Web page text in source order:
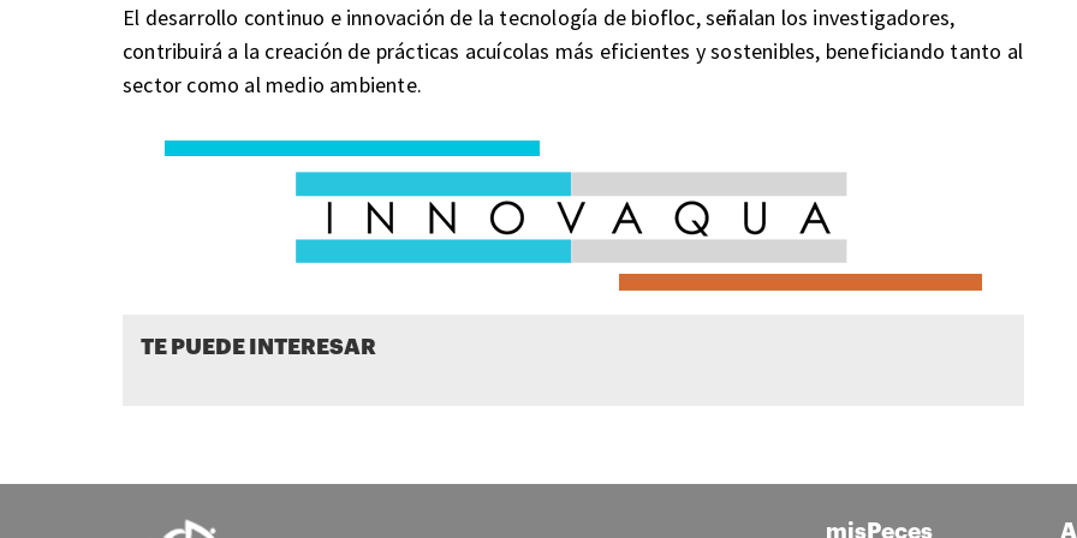
El desarrollo continuo e innovación de la tecnología de biofloc, señalan los investigadores,
contribuirá a la creación de prácticas acuícolas más eficientes y sostenibles, beneficiando tanto al
sector como al medio ambiente.
TE PUEDE INTERESAR
misPeces